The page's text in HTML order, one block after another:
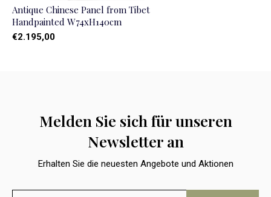
Antique Chinese Panel from Tibet
Handpainted W74xH140cm
€2.195,00
Melden Sie sich für unseren
Newsletter an
Erhalten Sie die neuesten Angebote und Aktionen